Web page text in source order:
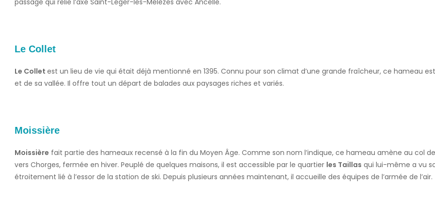
passage qui relie l’axe Saint-Léger-les-Mélèzes avec Ancelle.
Le Collet
Le Collet est un lieu de vie qui était déjà mentionné en 1395. Connu pour son climat d’une grande fraîcheur, ce hameau
et de sa vallée. Il offre tout un départ de balades aux paysages riches et variés.
Moissière
Moissière fait partie des hameaux recensé à la fin du Moyen Âge. Comme son nom l’indique, ce hameau amène au col
vers Chorges, fermée en hiver. Peuplé de quelques maisons, il est accessible par le quartier les Taillas qui lui-même a vu
étroitement lié à l’essor de la station de ski. Depuis plusieurs années maintenant, il accueille des équipes de l’armée de l’air.